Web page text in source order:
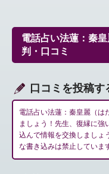
ー
シ
ョ
電話占い法蓮：秦
判・口コミ
口コミを投稿す
電話占い法蓮：秦皇麗（は
ましょう！先生、復縁に強
込んで情報を交換しましょ
な書き込みは禁止していま